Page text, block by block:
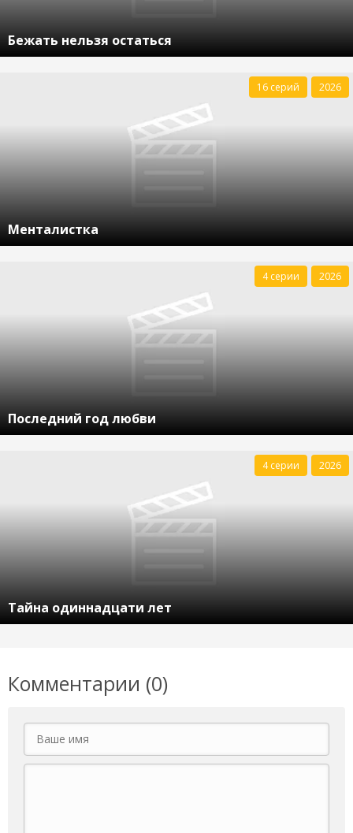
Бежать нельзя остаться
Менталистка
16 серий 2026
Последний год любви
4 серии 2026
Тайна одиннадцати лет
4 серии 2026
Комментарии (0)